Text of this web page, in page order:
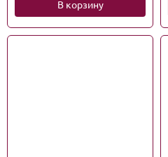
В корзину